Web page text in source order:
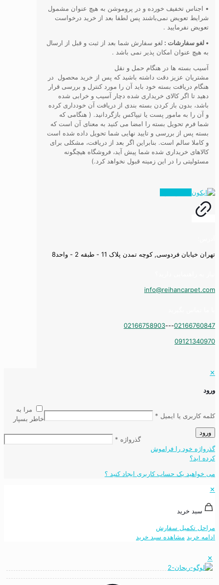
• اجناس تخفیف خورده و در پروموشن به هیچ عنوان مشمول
شرایط تعویض نمی‌باشند پس لطفا بعد از خرید درخواست
تعویض نفرمایید .
• لغو سفارشات : لغو سفارش شما بعد از ثبت و قبل از ارسال
به هیچ عنوان امکان پذیر نمی باشد .
آسیب بسته ها در هنگام حمل و نقل
مشتریان عزیز دقت داشته باشید که پس از خرید محصول در
هنگام دریافت بسته خود باید آن را مورد کنترل و بررسی قرار
دهید تا اگر کالای خریداری شده دچار آسیب و خرابی شده
باشد، بدون باز کردن بسته بندی از دریافت آن خودداری کرده
و آن را به مامور پست یا تیپاکس بازگردانید. ( هنگامی که
شما فرم تحویل بسته را امضا می کنید به معنای آن است که
بسته پس از بررسی و تایید نهایی شما تحویل داده شده است
و کاملا سالم است. بنابراین اگر بعد از دریافت، مشکلی برای
کالاهای خریداری شده شما پیش آید، فروشگاه هیچگونه
مسئولیتی را در این زمینه قبول نخواهد کرد.)
تهران خیابان فردوسی, کوچه تمدن پلاک 11 - طبقه 2 - واحد8
info@reihancarpet.com
02166760847
---
02166758903
09121340970
✕
ورود
کلمه کاربری یا ایمیل *
گذرواژه *
مرا به
خاطر بسپار
ورود
گذرواژه خود را فراموش
کرده اید؟
می خواهید یک حساب کاربری ایجاد کنید ؟
✕
سبد خرید
مراحل تکمیل سفارش
ادامه خرید مشاهده سبد خرید
✕